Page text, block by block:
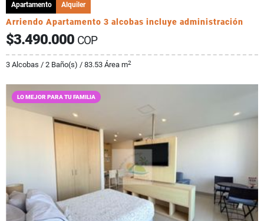
Apartamento Alquiler
Arriendo Apartamento 3 alcobas incluye administración
$3.490.000 COP
3 Alcobas / 2 Baño(s) / 83.53 Área m2
LO MEJOR PARA TU FAMILIA